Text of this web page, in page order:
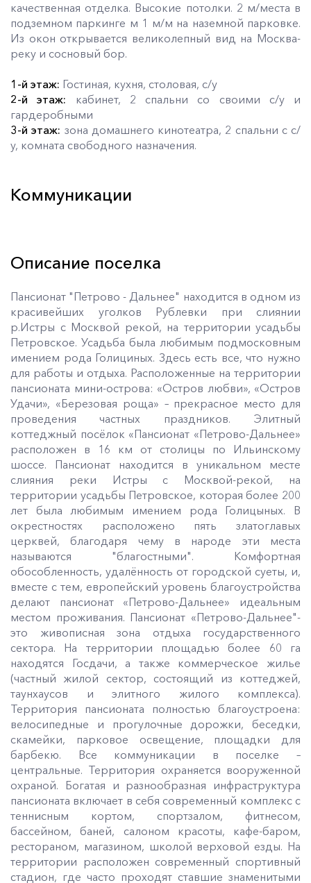
качественная отделка. Высокие потолки. 2 м/места в
подземном паркинге м 1 м/м на наземной парковке.
Из окон открывается великолепный вид на Москва-
реку и сосновый бор.
1-й этаж: Гостиная, кухня, столовая, с/у
2-й этаж: кабинет, 2 спальни со своими с/у и
гардеробными
3-й этаж: зона домашнего кинотеатра, 2 спальни с с/
у, комната свободного назначения.
Коммуникации
Описание поселка
Пансионат "Петрово - Дальнее" находится в одном из
красивейших уголков Рублевки при слиянии
р.Истры с Москвой рекой, на территории усадьбы
Петровское. Усадьба была любимым подмосковным
имением рода Голициных. Здесь есть все, что нужно
для работы и отдыха. Расположенные на территории
пансионата мини-острова: «Остров любви», «Остров
Удачи», «Березовая роща» – прекрасное место для
проведения частных праздников. Элитный
коттеджный посёлок «Пансионат «Петрово-Дальнее»
расположен в 16 км от столицы по Ильинскому
шоссе. Пансионат находится в уникальном месте
слияния реки Истры с Москвой-рекой, на
территории усадьбы Петровское, которая более 200
лет была любимым имением рода Голицыных. В
окрестностях расположено пять златоглавых
церквей, благодаря чему в народе эти места
называются "благостными". Комфортная
обособленность, удалённость от городской суеты, и,
вместе с тем, европейский уровень благоустройства
делают пансионат «Петрово-Дальнее» идеальным
местом проживания. Пансионат «Петрово-Дальнее"-
это живописная зона отдыха государственного
сектора. На территории площадью более 60 га
находятся Госдачи, а также коммерческое жилье
(частный жилой сектор, состоящий из коттеджей,
таунхаусов и элитного жилого комплекса).
Территория пансионата полностью благоустроена:
велосипедные и прогулочные дорожки, беседки,
скамейки, парковое освещение, площадки для
барбекю. Все коммуникации в поселке –
центральные. Территория охраняется вооруженной
охраной. Богатая и разнообразная инфраструктура
пансионата включает в себя современный комплекс с
теннисным кортом, спортзалом, фитнесом,
бассейном, баней, салоном красоты, кафе-баром,
рестораном, магазином, школой верховой езды. На
территории расположен современный спортивный
стадион, где часто проходят ставшие знаменитыми